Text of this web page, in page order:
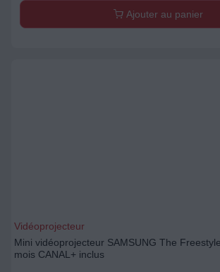
Ajouter au panier
Vidéoprojecteur
Mini vidéoprojecteur SAMSUNG The
mois CANAL+ inclus